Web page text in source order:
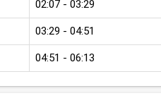
02:07 - 03:29
03:29 - 04:51
04:51 - 06:13